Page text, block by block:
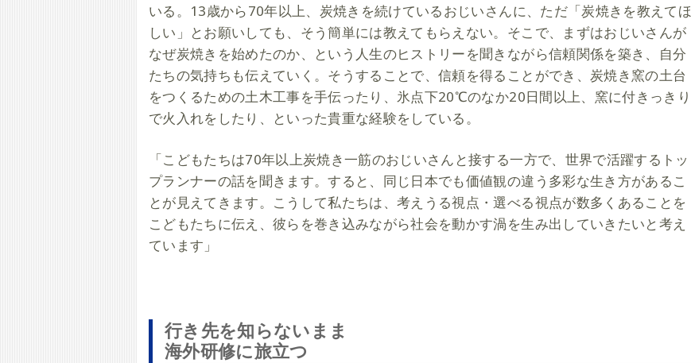
いる。13歳から70年以上、炭焼きを続けているおじいさんに、ただ「炭焼きを教えてほ
しい」とお願いしても、そう簡単には教えてもらえない。そこで、まずはおじいさんが
なぜ炭焼きを始めたのか、という人生のヒストリーを聞きながら信頼関係を築き、自分
たちの気持ちも伝えていく。そうすることで、信頼を得ることができ、炭焼き窯の土台
をつくるための土木工事を手伝ったり、氷点下20℃のなか20日間以上、窯に付きっきり
で火入れをしたり、といった貴重な経験をしている。
「こどもたちは70年以上炭焼き一筋のおじいさんと接する一方で、世界で活躍するトッ
プランナーの話を聞きます。すると、同じ日本でも価値観の違う多彩な生き方があるこ
とが見えてきます。こうして私たちは、考えうる視点・選べる視点が数多くあることを
こどもたちに伝え、彼らを巻き込みながら社会を動かす渦を生み出していきたいと考え
ています」
行き先を知らないまま
海外研修に旅立つ